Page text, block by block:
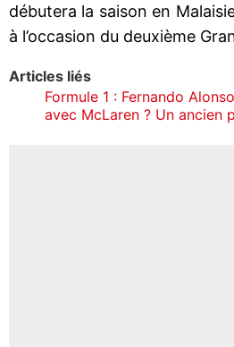
débutera la saison en
à l’occasion du deuxième
Articles liés
Formule 1 : Fernando
avec McLaren ? Un ancien